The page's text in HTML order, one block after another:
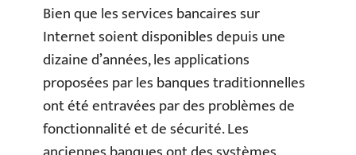
Bien que les services bancaires sur
Internet soient disponibles depuis une
dizaine d’années, les applications
proposées par les banques traditionnelles
ont été entravées par des problèmes de
fonctionnalité et de sécurité. Les